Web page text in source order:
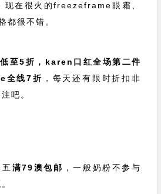
现在很火的freezeframe眼霜、
都很不错。
至5折，karen口红全场第二件
全线7折 ，每天还有限时折扣非
吧。
满79澳包邮 ，一般奶粉不参与
。